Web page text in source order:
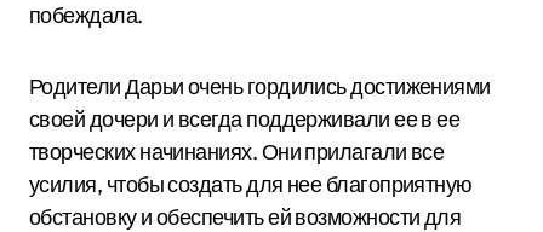
побеждала.
Родители Дарьи очень гордились достижениями
своей дочери и всегда поддерживали ее в ее
творческих начинаниях. Они прилагали все
усилия, чтобы создать для нее благоприятную
обстановку и обеспечить ей возможности для